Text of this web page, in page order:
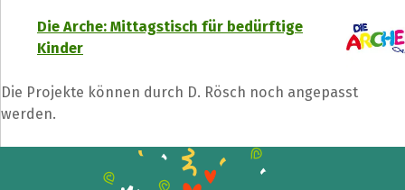
Die Arche: Mittagstisch für bedürftige
Kinder
Die Projekte können durch D. Rösch noch angepasst
werden.